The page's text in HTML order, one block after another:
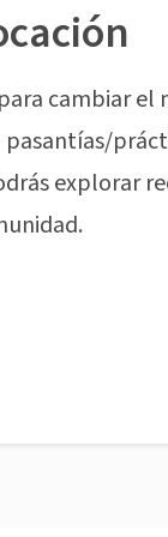
cambiar el
explorar